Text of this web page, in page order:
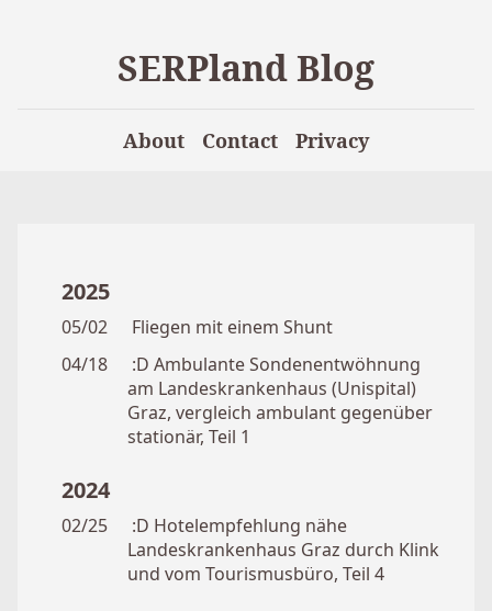
SERPland Blog
About Contact Privacy
2025
05/02
Fliegen mit einem Shunt
04/18
:D Ambulante Sondenentwöhnung
am Landeskrankenhaus (Unispital)
Graz, vergleich ambulant gegenüber
stationär, Teil 1
2024
02/25
:D Hotelempfehlung nähe
Landeskrankenhaus Graz durch Klink
und vom Tourismusbüro, Teil 4